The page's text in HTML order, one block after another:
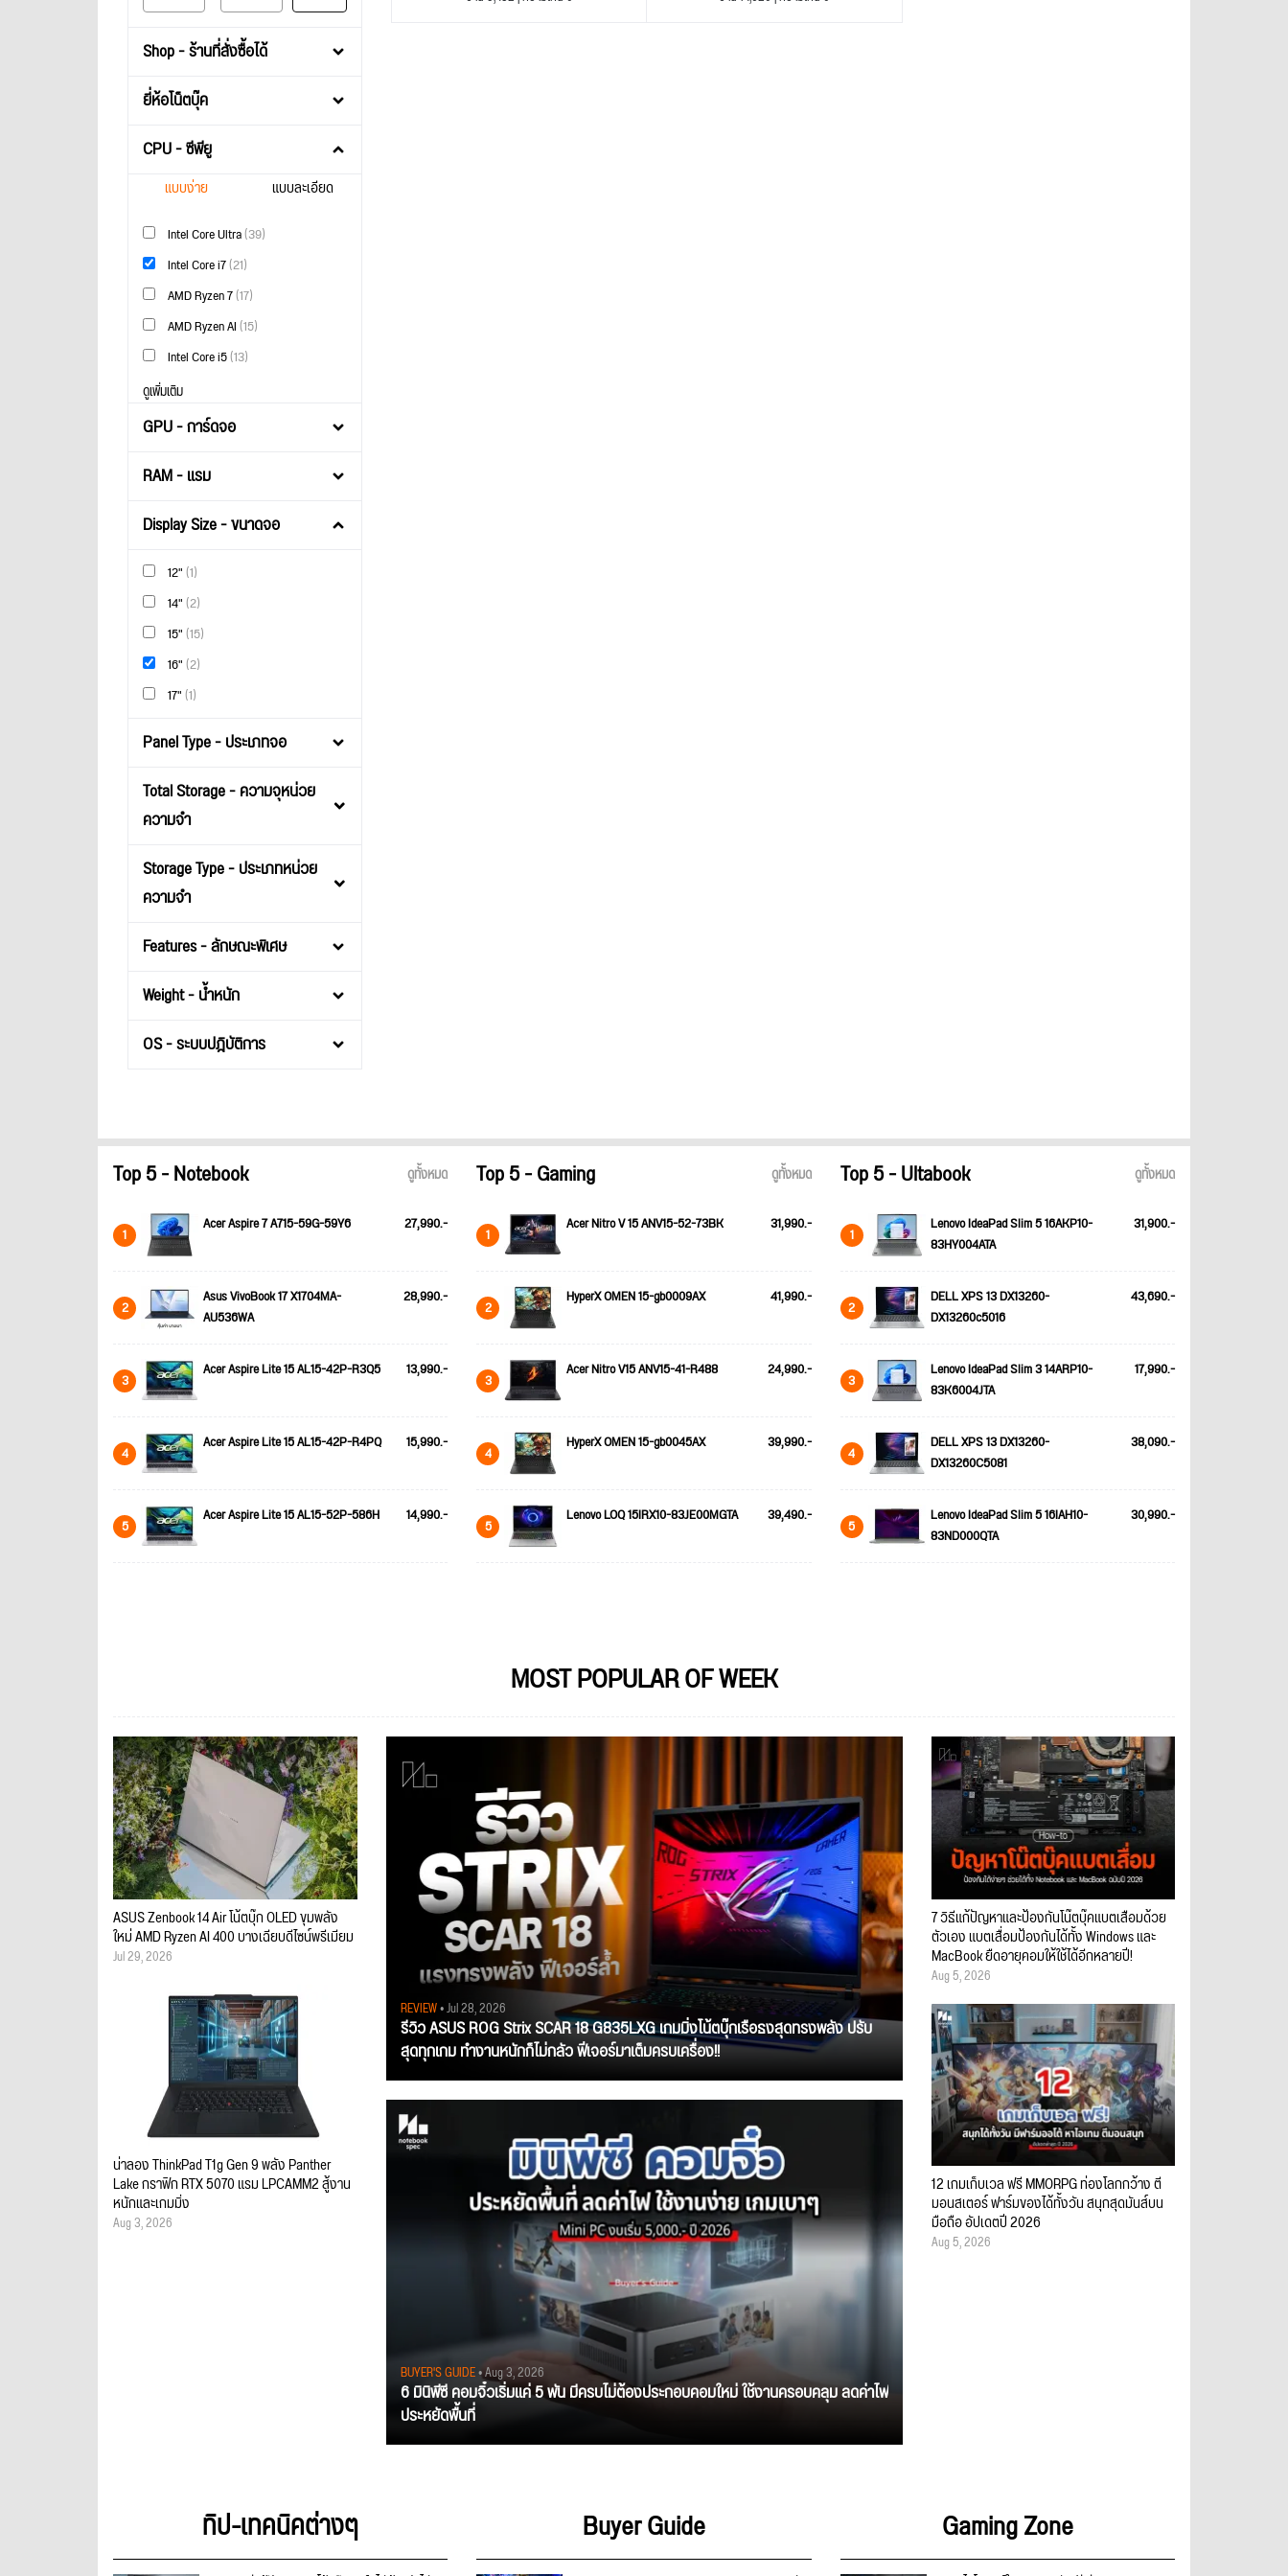
Shop - ร้านที่สั่งซื้อได้
ยี่ห้อโน็ตบุ๊ค
CPU - ซีพียู
แบบง่าย แบบละเอียด
Intel Core Ultra(39)
Intel Core i7(21)
AMD Ryzen 7(17)
AMD Ryzen AI(15)
Intel Core i5(13)
ดูเพิ่มเติม
GPU - การ์ดจอ
RAM - แรม
Display Size - ขนาดจอ
12"(1)
14"(2)
15"(15)
16"(2)
17"(1)
Panel Type - ประเภทจอ
Total Storage - ความจุหน่วย
ความจำ
Storage Type - ประเภทหน่วย
ความจำ
Features - ลักษณะพิเศษ
Weight - น้ำหนัก
OS - ระบบปฎิบัติการ
Top 5 - Notebook ดูทั้งหมด
1 Acer Aspire 7 A715-59G-59Y6 27,990.-
2
Asus VivoBook 17 X1704MA-
AU536WA
28,990.-
3 Acer Aspire Lite 15 AL15-42P-R3Q5 13,990.-
4 Acer Aspire Lite 15 AL15-42P-R4PQ 15,990.-
5 Acer Aspire Lite 15 AL15-52P-586H 14,990.-
Top 5 - Gaming ดูทั้งหมด
1 Acer Nitro V 15 ANV15-52-73BK 31,990.-
2 HyperX OMEN 15-gb0009AX 41,990.-
3 Acer Nitro V15 ANV15-41-R488 24,990.-
4 HyperX OMEN 15-gb0045AX 39,990.-
5 Lenovo LOQ 15IRX10-83JE00MGTA 39,490.-
Top 5 - Ultabook ดูทั้งหมด
1
Lenovo IdeaPad Slim 5 16AKP10-
83HY004ATA
31,900.-
2
DELL XPS 13 DX13260-
DX13260c5016
43,690.-
3
Lenovo IdeaPad Slim 3 14ARP10-
83K6004JTA
17,990.-
4
DELL XPS 13 DX13260-
DX13260C5081
38,090.-
5
Lenovo IdeaPad Slim 5 16IAH10-
83ND000QTA
30,990.-
MOST POPULAR OF WEEK
REVIEW• Jul 28, 2026
รีวิว ASUS ROG Strix SCAR 18 G835LXG เกมมิ่งโน้ตบุ๊กเรือธงสุดทรงพลัง ปรับ
สุดทุกเกม ทำงานหนักก็ไม่กลัว ฟีเจอร์มาเต็มครบเครื่อง!!
BUYER'S GUIDE• Aug 3, 2026
6 มินิพีซี คอมจิ๋วเริ่มแค่ 5 พัน มีครบไม่ต้องประกอบคอมใหม่ ใช้งานครอบคลุม ลดค่าไฟ
ประหยัดพื้นที่
ASUS Zenbook 14 Air โน้ตบุ๊ก OLED ขุมพลัง
ใหม่ AMD Ryzen AI 400 บางเฉียบดีไซน์พรีเมียม
Jul 29, 2026
น่าลอง ThinkPad T1g Gen 9 พลัง Panther
Lake กราฟิก RTX 5070 แรม LPCAMM2 สู้งาน
หนักและเกมมิ่ง
Aug 3, 2026
7 วิธีแก้ปัญหาและป้องกันโน๊ตบุ๊คแบตเสื่อมด้วย
ตัวเอง แบตเสื่อมป้องกันได้ทั้ง Windows และ
MacBook ยืดอายุคอมให้ใช้ได้อีกหลายปี!
Aug 5, 2026
12 เกมเก็บเวล ฟรี MMORPG ท่องโลกกว้าง ตี
มอนสเตอร์ ฟาร์มของได้ทั้งวัน สนุกสุดมันส์บน
มือถือ อัปเดตปี 2026
Aug 5, 2026
ทิป-เทคนิคต่างๆ Buyer Guide Gaming Zone